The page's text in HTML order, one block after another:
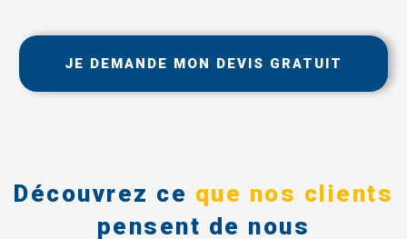
JE DEMANDE MON DEVIS GRATUIT
Découvrez ce que nos clients
pensent de nous